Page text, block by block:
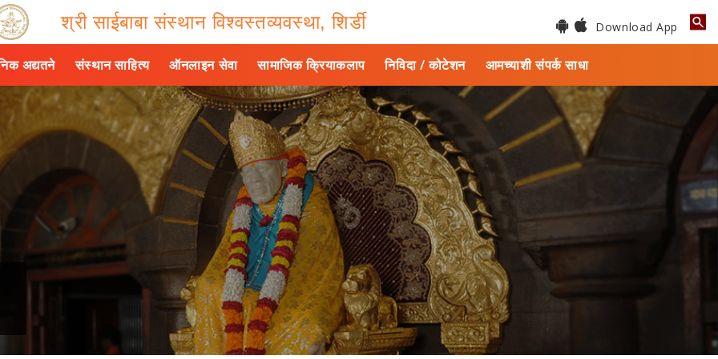
श्री साईबाबा संस्थान विश्वस्तव्यवस्था, शिर्डी Download App
अद्यतने संस्थान साहित्य ऑनलाइन सेवा सामाजिक क्रियाकलाप निविदा / कोटेशन आमच्याशी संपर्क साधा